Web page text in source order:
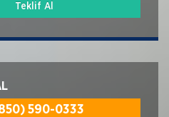
Teklif Al
590-0333